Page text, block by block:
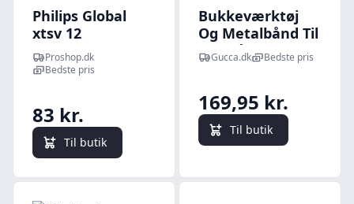
Philips Global
xtsv 12
bukkeværktøj
Proshop.dk
Bedste pris
83 kr.
Til butik
Bukkeværktøj
Og Metalbånd Til
Armbånd - L 15
Cm - B 6-106 Mm
Gucca.dk Bedste pris
169,95 kr.
Til butik